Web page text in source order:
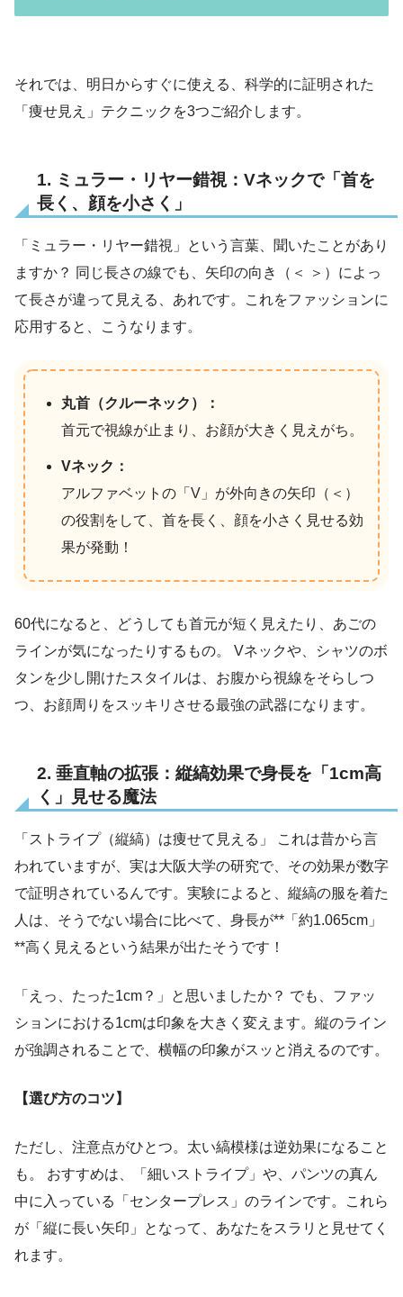
それでは、明日からすぐに使える、科学的に証明された
「痩せ見え」テクニックを3つご紹介します。
1. ミュラー・リヤー錯視：Vネックで「首を
長く、顔を小さく」
「ミュラー・リヤー錯視」という言葉、聞いたことがあり
ますか？ 同じ長さの線でも、矢印の向き（＜ ＞）によっ
て長さが違って見える、あれです。これをファッションに
応用すると、こうなります。
丸首（クルーネック）：
首元で視線が止まり、お顔が大きく見えがち。
Vネック：
アルファベットの「V」が外向きの矢印（＜）
の役割をして、首を長く、顔を小さく見せる効
果が発動！
60代になると、どうしても首元が短く見えたり、あごの
ラインが気になったりするもの。 Vネックや、シャツのボ
タンを少し開けたスタイルは、お腹から視線をそらしつ
つ、お顔周りをスッキリさせる最強の武器になります。
2. 垂直軸の拡張：縦縞効果で身長を「1cm高
く」見せる魔法
「ストライプ（縦縞）は痩せて見える」 これは昔から言
われていますが、実は大阪大学の研究で、その効果が数字
で証明されているんです。実験によると、縦縞の服を着た
人は、そうでない場合に比べて、身長が**「約1.065cm」
**高く見えるという結果が出たそうです！
「えっ、たった1cm？」と思いましたか？ でも、ファッ
ションにおける1cmは印象を大きく変えます。縦のライン
が強調されることで、横幅の印象がスッと消えるのです。
【選び方のコツ】
ただし、注意点がひとつ。太い縞模様は逆効果になること
も。 おすすめは、「細いストライプ」や、パンツの真ん
中に入っている「センタープレス」のラインです。これら
が「縦に長い矢印」となって、あなたをスラリと見せてく
れます。